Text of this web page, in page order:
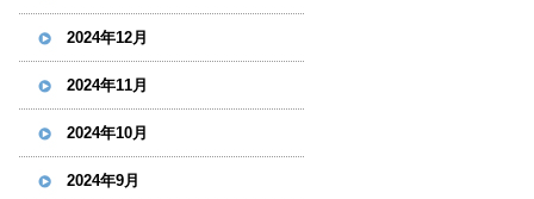
2024年12月
2024年11月
2024年10月
2024年9月